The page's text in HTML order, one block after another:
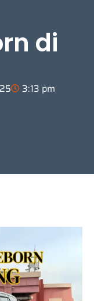
di
3:13 pm